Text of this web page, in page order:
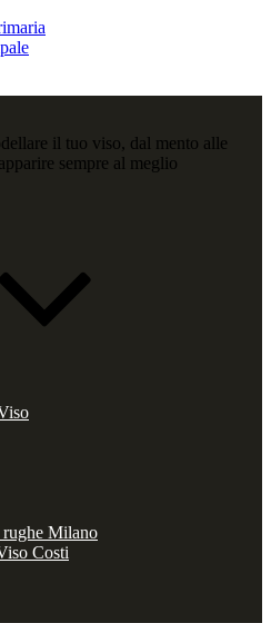
il tuo viso, dal mento alle
sempre al meglio
Milano
Costi